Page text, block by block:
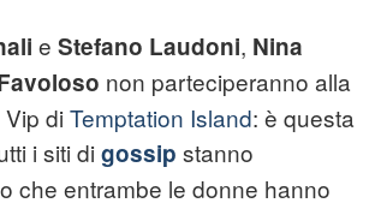
e Stefano Laudoni, Nina
non parteciperanno alla
di Temptation Island: è questa
i siti di gossip stanno
che entrambe le donne hanno